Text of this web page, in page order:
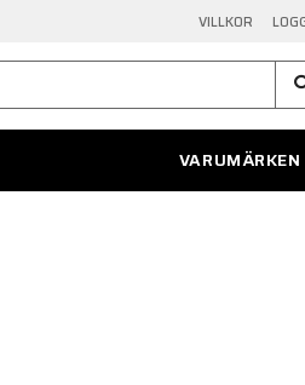
VILLKOR
VARUMÄRKEN